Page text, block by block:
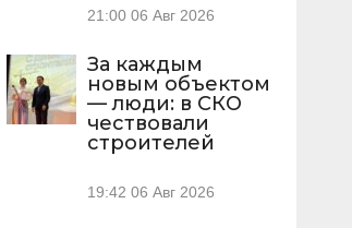
21:00 06 Авг 2026
За каждым
новым объектом
— люди: в СКО
чествовали
строителей
19:42 06 Авг 2026